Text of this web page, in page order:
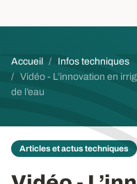
Fil d'Ariane
Accueil
Infos techniques
Vidéo - L’innovation en
de l’eau
Articles et actus techniques